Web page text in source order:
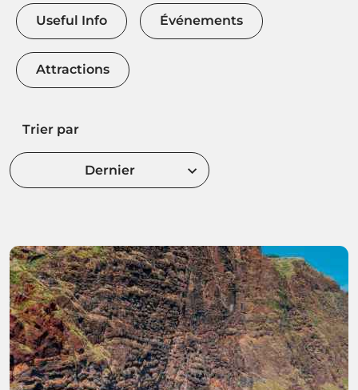
Useful Info Événements
Attractions
Trier par
Dernier